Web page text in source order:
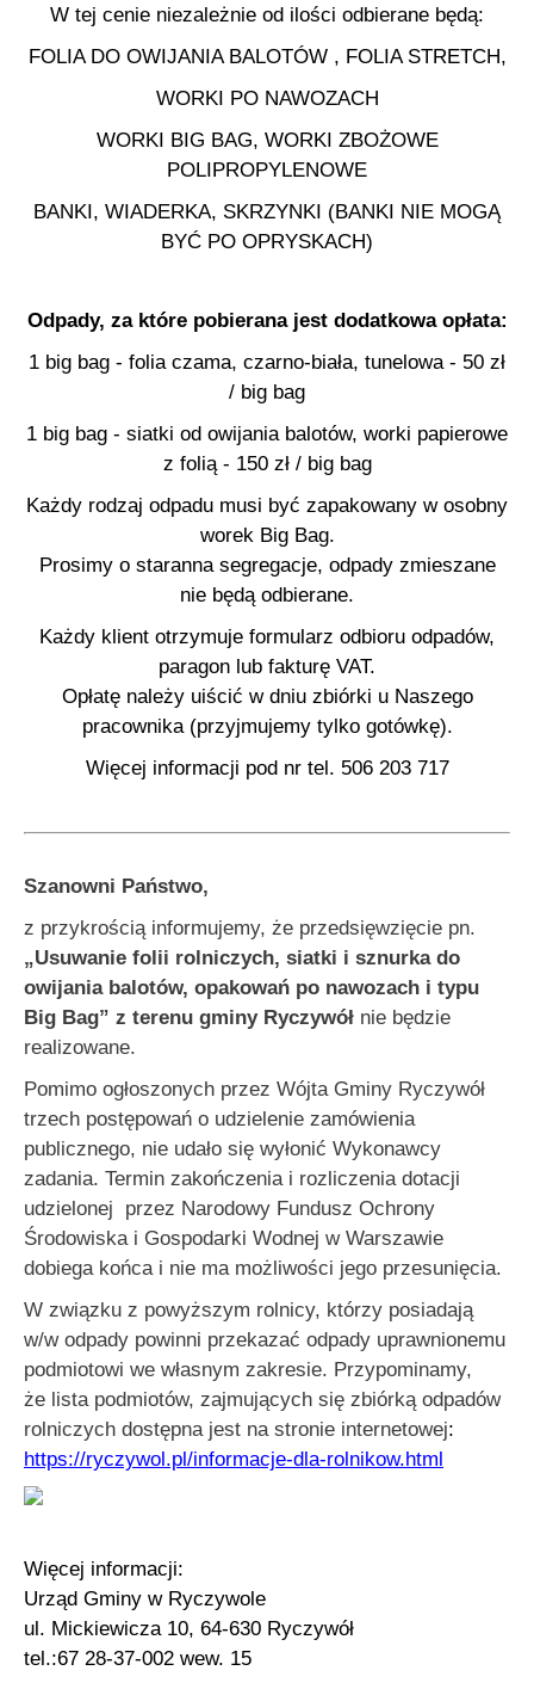
W tej cenie niezależnie od ilości odbierane będą:
FOLIA DO OWIJANIA BALOTÓW , FOLIA STRETCH,
WORKI PO NAWOZACH
WORKI BIG BAG, WORKI ZBOŻOWE
POLIPROPYLENOWE
BANKI, WIADERKA, SKRZYNKI (BANKI NIE MOGĄ
BYĆ PO OPRYSKACH)
Odpady, za które pobierana jest dodatkowa opłata:
1 big bag - folia czama, czarno-biała, tunelowa - 50 zł
/ big bag
1 big bag - siatki od owijania balotów, worki papierowe
z folią - 150 zł / big bag
Każdy rodzaj odpadu musi być zapakowany w osobny
worek Big Bag.
Prosimy o staranna segregacje, odpady zmieszane
nie będą odbierane.
Każdy klient otrzymuje formularz odbioru odpadów,
paragon lub fakturę VAT.
Opłatę należy uiścić w dniu zbiórki u Naszego
pracownika (przyjmujemy tylko gotówkę).
Więcej informacji pod nr tel. 506 203 717
Szanowni Państwo,
z przykrością informujemy, że przedsięwzięcie pn.
„Usuwanie folii rolniczych, siatki i sznurka do
owijania balotów, opakowań po nawozach i typu
Big Bag” z terenu gminy Ryczywół nie będzie
realizowane.
Pomimo ogłoszonych przez Wójta Gminy Ryczywół
trzech postępowań o udzielenie zamówienia
publicznego, nie udało się wyłonić Wykonawcy
zadania. Termin zakończenia i rozliczenia dotacji
udzielonej przez Narodowy Fundusz Ochrony
Środowiska i Gospodarki Wodnej w Warszawie
dobiega końca i nie ma możliwości jego przesunięcia.
W związku z powyższym rolnicy, którzy posiadają
w/w odpady powinni przekazać odpady uprawnionemu
podmiotowi we własnym zakresie. Przypominamy,
że lista podmiotów, zajmujących się zbiórką odpadów
rolniczych dostępna jest na stronie internetowej:
https://ryczywol.pl/informacje-dla-rolnikow.html
Więcej informacji:
Urząd Gminy w Ryczywole
ul. Mickiewicza 10, 64-630 Ryczywół
tel.:67 28-37-002 wew. 15